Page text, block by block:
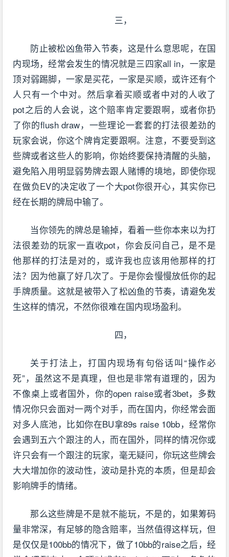
三，
防止被松凶鱼带入节奏，这是什么意思呢，在国
内现场，经常会发生的情况就是三四家all in，一家是
顶对弱踢脚，一家是买花，一家是买顺，或许还有个
人只有一个中对。然后拿着买顺或者中对的人收了
pot之后的人会说，这个赔率肯定要跟啊，或者你扔
了你的flush draw，一些理论一套套的打法很差劲的
玩家会说，你这个牌肯定要跟啊。注意，不要受到这
些牌或者这些人的影响，你始终要保持清醒的头脑，
避免陷入用明显弱势牌去跟人赌博的境地，即使你现
在做负EV的决定收了一个大pot你很开心，其实你已
经在长期的牌局中输了。
当你领先的牌总是输掉，看着一些你本来以为打
法很差劲的玩家一直收pot，你会反问自己，是不是
他那样的打法是对的，或许我也应该用他那样的打
法？因为他赢了好几次了。于是你会慢慢放低你的起
手牌质量。这就是被带入了松凶鱼的节奏，请避免发
生这样的情况，不然你很难在国内现场盈利。
四，
关于打法上，打国内现场有句俗话叫“操作必
死”，虽然这不是真理，但也是非常有道理的，因为
不像桌上或者国外，你的open raise或者3bet，多数
情况你只会面对一两个对手，而在国内，你经常会面
对多人底池，比如你在BU拿89s raise 10bb，经常你
会遇到五六个跟注的人，而在国外，同样的情况你或
许只会有一个跟注的玩家，毫无疑问，你玩这些牌会
大大增加你的波动性，波动是扑克的本质，但是却会
影响牌手的情绪。
那么这些牌是不是就不能玩，不是的，如果筹码
量非常深，有足够的隐含赔率，当然值得这样玩，但
是仅仅是100bb的情况下，做了10bb的raise之后，经